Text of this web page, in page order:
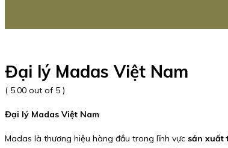
Đại lý Madas Việt Nam
( 5.00 out of 5 )
Đại lý Madas Việt Nam
Madas là thương hiệu hàng đầu trong lĩnh vực sản xuất